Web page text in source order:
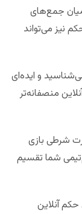
جمع‌های
نیز می‌تواند
و ایده‌ای
منصفانه‌تر
شرطی بازی
شما تقسیم
حکم آنلاین